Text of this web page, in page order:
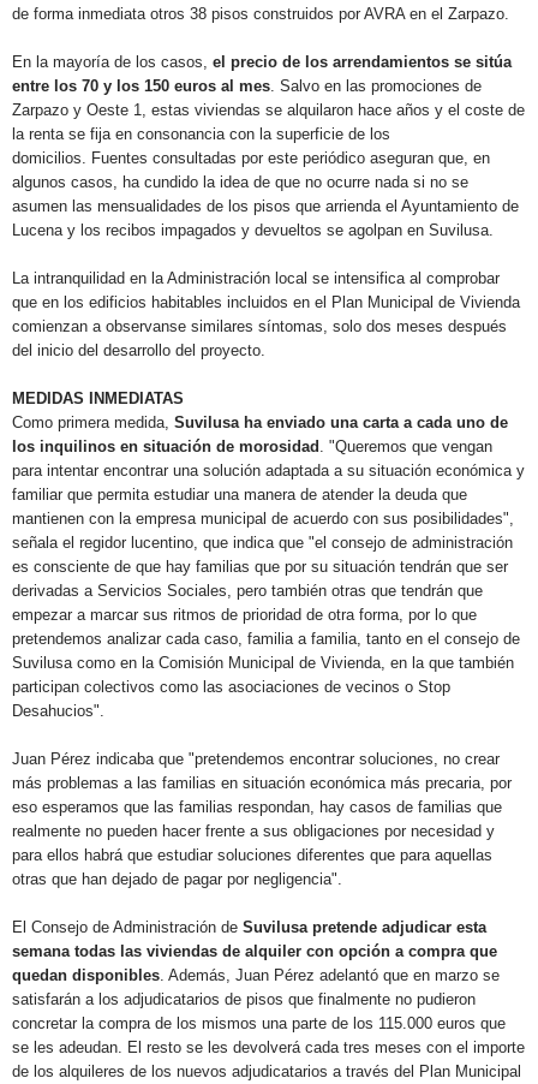
de forma inmediata otros 38 pisos construidos por AVRA en el Zarpazo.
En la mayoría de los casos, el precio de los arrendamientos se sitúa
entre los 70 y los 150 euros al mes . Salvo en las promociones de
Zarpazo y Oeste 1, estas viviendas se alquilaron hace años y el coste de
la renta se fija en consonancia con la superficie de los
domicilios.
Fuentes consultadas por este periódico aseguran que, en
algunos casos, ha cundido la idea de que no ocurre nada si no se
asumen las mensualidades de los pisos que arrienda el Ayuntamiento de
Lucena y los recibos impagados y devueltos se agolpan en Suvilusa.
La intranquilidad en la Administración local se intensifica al comprobar
que en los edificios habitables incluidos en el Plan Municipal de Vivienda
comienzan a observanse similares síntomas, solo dos meses después
del inicio del desarrollo del proyecto.
MEDIDAS INMEDIATAS
Como primera medida, Suvilusa ha enviado una carta a cada uno de
los inquilinos en situación de morosidad
. "Queremos que vengan
para intentar encontrar una solución adaptada a su situación económica y
familiar que permita estudiar una manera de atender la deuda que
mantienen con la empresa municipal de acuerdo con sus posibilidades",
señala el regidor lucentino, que indica que "el consejo de administración
es consciente de que hay familias que por su situación tendrán que ser
derivadas a Servicios Sociales, pero también otras que tendrán que
empezar a marcar sus ritmos de prioridad de otra forma, por lo que
pretendemos analizar cada caso, familia a familia, tanto en el consejo de
Suvilusa como en la Comisión Municipal de Vivienda, en la que también
participan colectivos como las asociaciones de vecinos o Stop
Desahucios".
Juan Pérez indicaba que "pretendemos encontrar soluciones, no crear
más problemas a las familias en situación económica más precaria, por
eso esperamos que las familias respondan, hay casos de familias que
realmente no pueden hacer frente a sus obligaciones por necesidad y
para ellos habrá que estudiar soluciones diferentes que para aquellas
otras que han dejado de pagar por negligencia".
El Consejo de Administración de Suvilusa pretende adjudicar esta
semana todas las viviendas de alquiler con opción a compra que
quedan disponibles . Además, Juan Pérez adelantó que en marzo se
satisfarán a los adjudicatarios de pisos que finalmente no pudieron
concretar la compra de los mismos una parte de los 115.000 euros que
se les adeudan. El resto se les devolverá cada tres meses con el importe
de los alquileres de los nuevos adjudicatarios a través del Plan Municipal